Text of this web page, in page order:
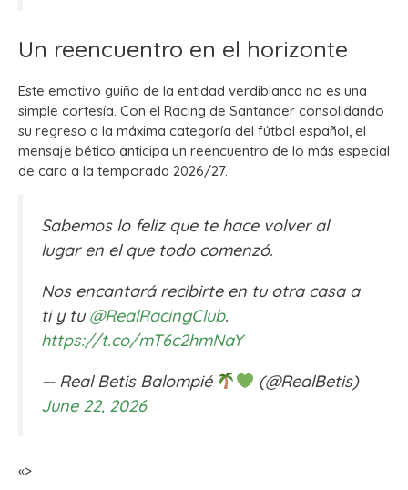
Un reencuentro en el horizonte
Este emotivo guiño de la entidad verdiblanca no es una
simple cortesía. Con el Racing de Santander consolidando
su regreso a la máxima categoría del fútbol español, el
mensaje bético anticipa un reencuentro de lo más especial
de cara a la temporada 2026/27.
Sabemos lo feliz que te hace volver al
lugar en el que todo comenzó.
Nos encantará recibirte en tu otra casa a
ti y tu @RealRacingClub.
https://t.co/mT6c2hmNaY
— Real Betis Balompié
(@RealBetis)
June 22, 2026
«>